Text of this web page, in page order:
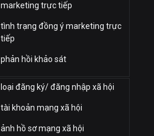
marketing trực tiếp
tình trạng đồng ý marketing trực
tiếp
phản hồi khảo sát
loại đăng ký/ đăng nhập xã hội
tài khoản mạng xã hội
ảnh hồ sơ mạng xã hội